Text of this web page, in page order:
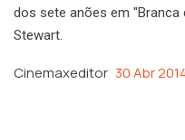
dos sete anões em "Branca
Stewart.
Cinemaxeditor 30 Abr